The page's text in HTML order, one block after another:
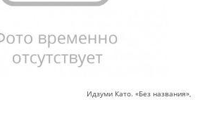
Като. «Без названия»,